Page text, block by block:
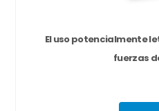
El uso potencialmente
fuerzas